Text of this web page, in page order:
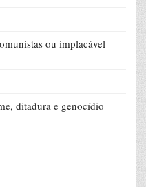
ou implacável
ditadura e genocídio